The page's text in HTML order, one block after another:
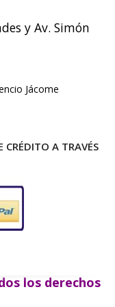
y Av. Simón
Jácome
CRÉDITO A TRAVÉS
los derechos